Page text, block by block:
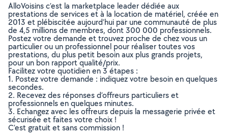
AlloVoisins c’est la marketplace leader dédiée aux
prestations de services et à la location de matériel, créée en
2013 et plébiscitée aujourd’hui par une communauté de plus
de 4,5 millions de membres, dont 300 000 professionnels.
Postez votre demande et trouvez proche de chez vous un
particulier ou un professionnel pour réaliser toutes vos
prestations, du plus petit besoin aux plus grands projets,
pour un bon rapport qualité/prix.
Facilitez votre quotidien en 3 étapes :
1. Postez votre demande : indiquez votre besoin en quelques
secondes.
2. Recevez des réponses d’offreurs particuliers et
professionnels en quelques minutes.
3. Echangez avec les offreurs depuis la messagerie privée et
sécurisée et faites votre choix !
C’est gratuit et sans commission !